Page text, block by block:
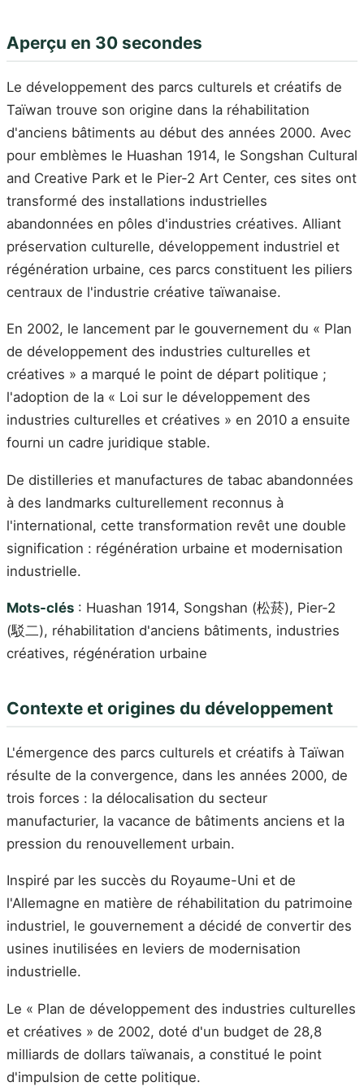
Aperçu en 30 secondes
Le développement des parcs culturels et créatifs de
Taïwan trouve son origine dans la réhabilitation
d'anciens bâtiments au début des années 2000. Avec
pour emblèmes le Huashan 1914, le Songshan Cultural
and Creative Park et le Pier-2 Art Center, ces sites ont
transformé des installations industrielles
abandonnées en pôles d'industries créatives. Alliant
préservation culturelle, développement industriel et
régénération urbaine, ces parcs constituent les piliers
centraux de l'industrie créative taïwanaise.
En 2002, le lancement par le gouvernement du « Plan
de développement des industries culturelles et
créatives » a marqué le point de départ politique ;
l'adoption de la « Loi sur le développement des
industries culturelles et créatives » en 2010 a ensuite
fourni un cadre juridique stable.
De distilleries et manufactures de tabac abandonnées
à des landmarks culturellement reconnus à
l'international, cette transformation revêt une double
signification : régénération urbaine et modernisation
industrielle.
Mots-clés : Huashan 1914, Songshan (松菸), Pier-2
(駁二), réhabilitation d'anciens bâtiments, industries
créatives, régénération urbaine
Contexte et origines du développement
L'émergence des parcs culturels et créatifs à Taïwan
résulte de la convergence, dans les années 2000, de
trois forces : la délocalisation du secteur
manufacturier, la vacance de bâtiments anciens et la
pression du renouvellement urbain.
Inspiré par les succès du Royaume-Uni et de
l'Allemagne en matière de réhabilitation du patrimoine
industriel, le gouvernement a décidé de convertir des
usines inutilisées en leviers de modernisation
industrielle.
Le « Plan de développement des industries culturelles
et créatives » de 2002, doté d'un budget de 28,8
milliards de dollars taïwanais, a constitué le point
d'impulsion de cette politique.